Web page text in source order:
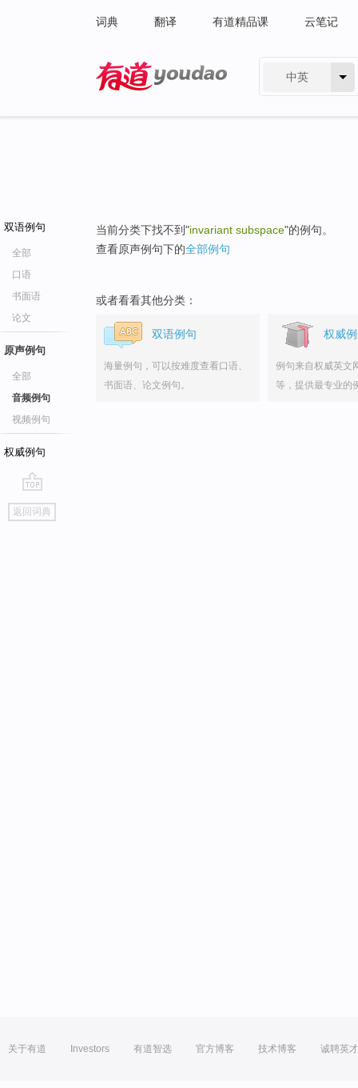
词典 翻译 有道精品课 云笔记
中英
双语例句
全部
口语
书面语
论文
原声例句
全部
音频例句
视频例句
权威例句
go
top
返回词典
当前分类下找不到"invariant subspace"的例句。
查看原声例句下的全部例句
或者看看其他分类：
双语例句
海量例句，可以按难度查看口语、
书面语、论文例句。
权威
例句来自权威英文
等，提供最专业的
关于有道 Investors 有道智选 官方博客 技术博客 诚聘英才